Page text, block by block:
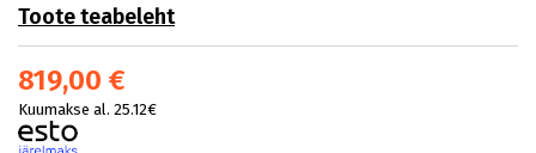
Toote teabeleht
819,00 €
Kuumakse al. 25.12€